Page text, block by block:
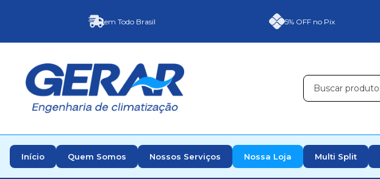
em Todo Brasil 5% OFF no Pix
Início Quem Somos Nossos Serviços Nossa Loja Multi Split